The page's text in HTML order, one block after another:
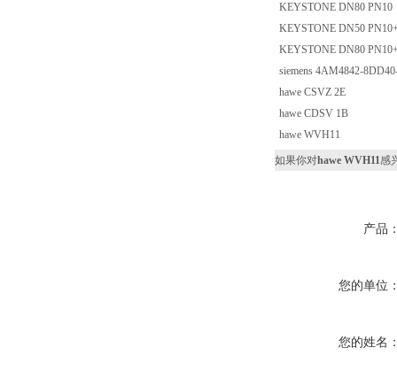
KEYSTONE DN80 PN10
KEYSTONE DN50
KEYSTONE DN80
siemens 4AM4842-
hawe CSVZ 2E
hawe CDSV 1B
hawe WVH11
如果你对hawe WVH11感
产品
您的单位
您的姓名